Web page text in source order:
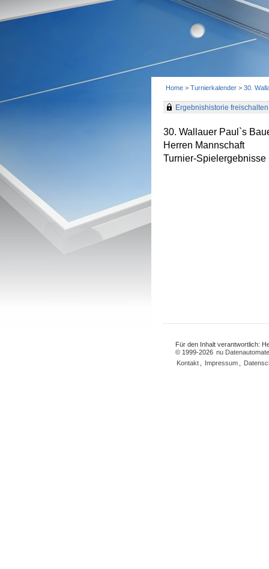
Home > Turnierkalender > 30.
Ergebnishistorie freischalten
30. Wallauer Paul`s
Herren Mannschaft
Turnier-Spielergebnisse
Für den Inhalt verantwortlich:
© 1999-2026 nu
Kontakt
Impressum